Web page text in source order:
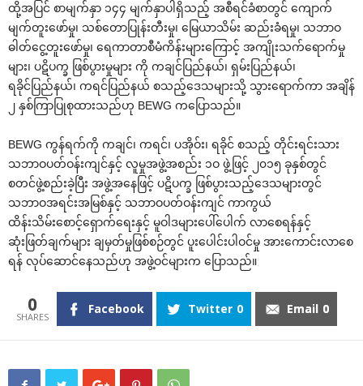
ထို့အပြင် စာမျက်နှာ ၁၄၄ မျက်နှာပါရှိသည့် အစီရင်ခံစာတွင် ‌ကျောက်
မျက်တူး‌ဖော်မှု၊ သစ်‌တောပြုန်းတီးမှု၊ ‌မြေယာသိမ်း ဆည်းခံရမှု၊ သဘာဝ
ဓါတ်‌ငွေ့တူး‌ဖော်မှု၊ ‌ရေကာတာစီမံကိန်းများ‌ကြောင့် အကျိုးသက်‌ရောက်မှု
များ၊ ပဋိပက္ခ ဖြစ်ပွားမှုများ ကို ကချင်ပြည်နယ်၊ ရှမ်းပြည်နယ်၊
ရခိုင်ပြည်နယ်၊ ကရင်ပြည်နယ် စသည့်‌ဒေသများသို့ သွား‌ရောက်ကာ အချိန်
၂ နှစ်ကြာပြုစုထားသည်ဟု BEWG က‌ပြောသည်။
BEWG ကွန်ရက်ကို ကချင်၊ ကရင်၊ ပအိုဝ်း၊ ရခိုင် စသည့် တိုင်းရင်းသား
သဘာဝပတ်ဝန်းကျင်နှင့် လူမှုအဖွဲ့အစည်း ၁ဝ ဖွဲ့ဖြင့် ၂၀၁၅ ခုနှစ်တွင်
စတင်ဖွဲ့စည်းခဲ့ပြီး အဖွဲ့အ‌နေဖြင့် ပဋိပက္ခ ဖြစ်ပွားသည့်‌ဒေသများတွင်
သဘာဝအရင်းအမြစ်နှင့် သဘာဝပတ်ဝန်းကျင် ကာကွယ်
ထိန်းသိမ်း‌စောင့်‌ရှောက်‌ရေးနှင့် မူဝါဒများ‌ပေါ်‌ပေါက် လာ‌စေရန်နှင့်
ဆုံးဖြတ်ချက်များ ချမှတ်မှုဖြစ်စဉ်တွင် ပူး‌ပေါင်းပါဝင်မှု အား‌ကောင်းလာ‌စေ
ရန် လုပ်‌ဆောင်‌နေသည်ဟု အဖွဲ့ဝင်များက ‌ပြောသည်။
0 Facebook Twitter 0 Email 0